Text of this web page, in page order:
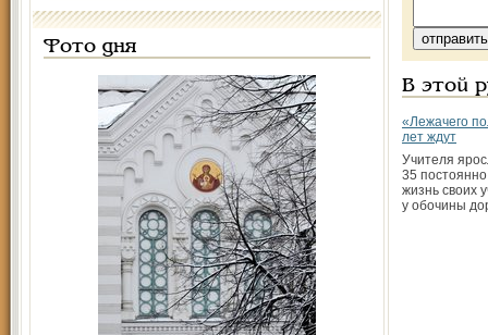
Фото дня
В этой
«Лежачего
лет ждут
Учителя
35
жизнь своих
у обочины